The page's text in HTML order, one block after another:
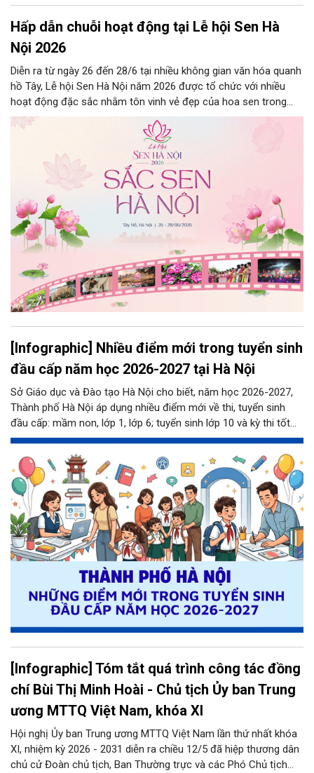
Hấp dẫn chuỗi hoạt động tại Lễ hội Sen Hà
Nội 2026
Diễn ra từ ngày 26 đến 28/6 tại nhiều không gian văn hóa quanh
hồ Tây, Lễ hội Sen Hà Nội năm 2026 được tổ chức với nhiều
hoạt động đặc sắc nhằm tôn vinh vẻ đẹp của hoa sen trong
đời sống văn hóa Việt, quảng bá giá trị văn hóa Thăng Long -
Hà Nội. Đồng thời sự kiện giới thiệu những sản phẩm du lịch,
văn hóa và sáng tạo gắn với sen tới người dân, du khách trong
nước và quốc tế.
[Infographic] Nhiều điểm mới trong tuyển sinh
đầu cấp năm học 2026-2027 tại Hà Nội
Sở Giáo dục và Đào tạo Hà Nội cho biết, năm học 2026-2027,
Thành phố Hà Nội áp dụng nhiều điểm mới về thi, tuyển sinh
đầu cấp: mầm non, lớp 1, lớp 6; tuyển sinh lớp 10 và kỳ thi tốt
nghiệp THPT năm 2026. Đặc biệt tuyển sinh lớp 10, đây là năm
đầu tiên học sinh Thủ đô được đăng ký 3 nguyện vọng vào 3
trường THPT công lập bất kỳ, không phân biệt khu vực tuyển
sinh như những năm trước, và kỳ thi vào lớp 10 năm học 2026-
2027 sẽ diễn ra trong hai ngày 30 - 31/5/2026.
[Infographic] Tóm tắt quá trình công tác đồng
chí Bùi Thị Minh Hoài - Chủ tịch Ủy ban Trung
ương MTTQ Việt Nam, khóa XI
Hội nghị Ủy ban Trung ương MTTQ Việt Nam lần thứ nhất khóa
XI, nhiệm kỳ 2026 - 2031 diễn ra chiều 12/5 đã hiệp thương dân
chủ cử Đoàn chủ tịch, Ban Thường trực và các Phó Chủ tịch